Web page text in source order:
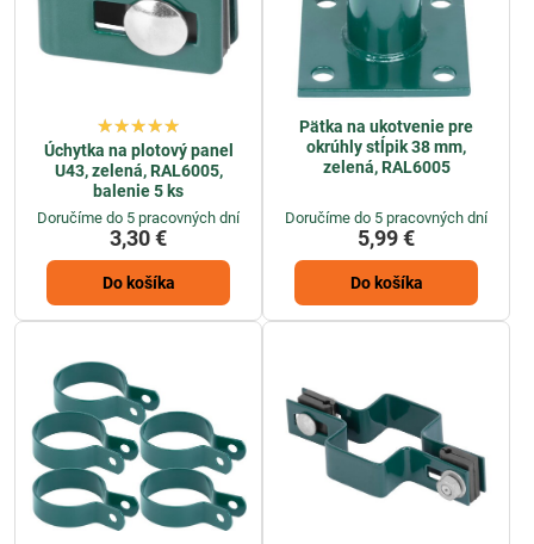
Úchytka na plotový panel
U43, zelená, RAL6005,
balenie 5 ks
Doručíme do 5 pracovných dní
3,30 €
Do košíka
Pätka na ukotvenie pre
okrúhly stĺpik 38 mm,
zelená, RAL6005
Doručíme do 5 pracovných dní
5,99 €
Do košíka